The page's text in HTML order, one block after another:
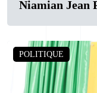
Niamian Jean
POLITIQUE